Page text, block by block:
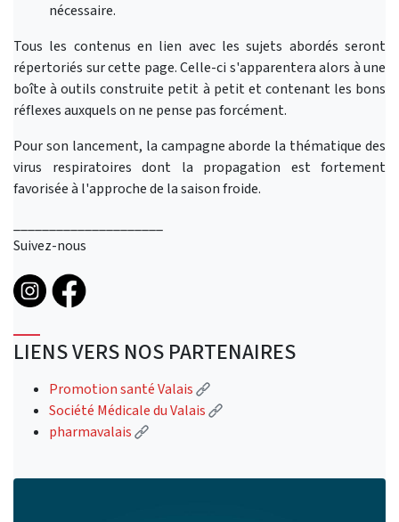
nécessaire.
Tous les contenus en lien avec les sujets abordés seront
répertoriés sur cette page. Celle-ci s'apparentera alors à une
boîte à outils construite petit à petit et contenant les bons
réflexes auxquels on ne pense pas forcément.
Pour son lancement, la campagne aborde la thématique des
virus respiratoires dont la propagation est fortement
favorisée à l'approche de la saison froide.
Suivez-nous
LIENS VERS NOS PARTENAIRES
Promotion santé Valais
(Lien externe)
Société Médicale du Valais
(Lien externe)
pharmavalais
(Lien externe)